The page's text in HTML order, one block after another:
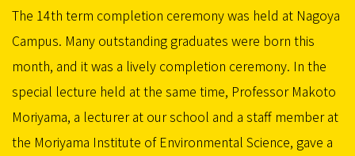
The 14th term completion ceremony was held at Nagoya
Campus. Many outstanding graduates were born this
month, and it was a lively completion ceremony. In the
special lecture held at the same time, Professor Makoto
Moriyama, a lecturer at our school and a staff member at
the Moriyama Institute of Environmental Science, gave a